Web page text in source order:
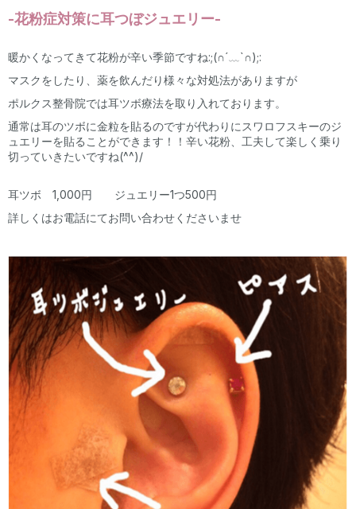
表参道駅（A3番出口）から徒歩2分
外苑前駅（銀座線3番出口）から徒歩6分
-花粉症対策に耳つぼジュエリー-
暖かくなってきて花粉が辛い季節ですね:;(∩´﹏`∩);:
マスクをしたり、薬を飲んだり様々な対処法がありますが
ポルクス整骨院では耳ツボ療法を取り入れております。
通常は耳のツボに金粒を貼るのですが代わりにスワロフスキーのジ
ュエリーを貼ることができます！！辛い花粉、工夫して楽しく乗り
切っていきたいですね(^^)/
耳ツボ 1,000円 ジュエリー1つ500円
詳しくはお電話にてお問い合わせくださいませ